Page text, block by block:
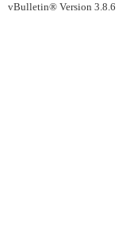
vBulletin® Version 3.8.6